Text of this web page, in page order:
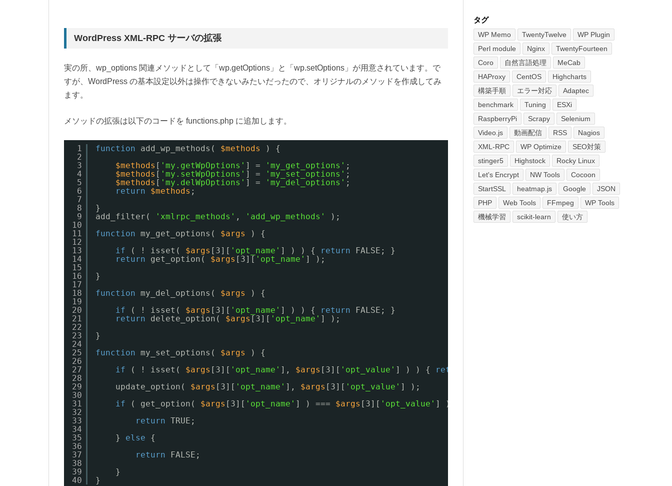
WordPress XML-RPC サーバの拡張
実の所、wp_options 関連メソッドとして「wp.getOptions」と「wp.setOptions」が用意されています。で
すが、WordPress の基本設定以外は操作できないみたいだったので、オリジナルのメソッドを作成してみ
ます。
メソッドの拡張は以下のコードを functions.php に追加します。
1
2
3
4
5
6
7
8
9
10
11
12
13
14
15
16
17
18
19
20
21
22
23
24
25
26
27
28
29
30
31
32
33
34
35
36
37
38
39
40
function add_wp_methods( $methods
) {
$methods [ 'my.getWpOptions' ] = 'my_get_options' ;
$methods [ 'my.setWpOptions' ] = 'my_set_options' ;
$methods [ 'my.delWpOptions' ] = 'my_del_options' ;
return
$methods ;
}
add_filter(
'xmlrpc_methods' , 'add_wp_methods'
);
function
my_get_options( $args
) {
if
( ! isset( $args [3][ 'opt_name' ] ) ) { return
FALSE; }
return
get_option( $args [3][ 'opt_name' ] );
}
function
my_del_options( $args
) {
if
( ! isset( $args [3][ 'opt_name' ] ) ) { return
FALSE; }
return
delete_option( $args [3][ 'opt_name' ] );
}
function
my_set_options( $args
) {
if
( ! isset( $args [3][ 'opt_name' ], $args [3][ 'opt_value' ] ) ) { return
update_option( $args [3][ 'opt_name' ], $args [3][ 'opt_value' ] );
if
( get_option( $args [3][ 'opt_name' ] ) === $args [3][ 'opt_value' ] ) {
return TRUE;
} else
{
return
FALSE;
}
}
タグ
WP Memo TwentyTwelve
WP Plugin
Perl module
Nginx
TwentyFourteen
Coro
自然言語処理
MeCab
HAProxy
CentOS
Highcharts
構築手順
エラー対応
Adaptec
benchmark
Tuning
ESXi
RaspberryPi
Scrapy
Selenium
Video.js
動画配信 RSS
Nagios
XML-RPC
WP Optimize
SEO対策
stinger5
Highstock
Rocky Linux
Let's Encrypt
NW Tools
Cocoon
StartSSL
heatmap.js Google
JSON
PHP
Web Tools FFmpeg
WP Tools
機械学習
scikit-learn 使い方